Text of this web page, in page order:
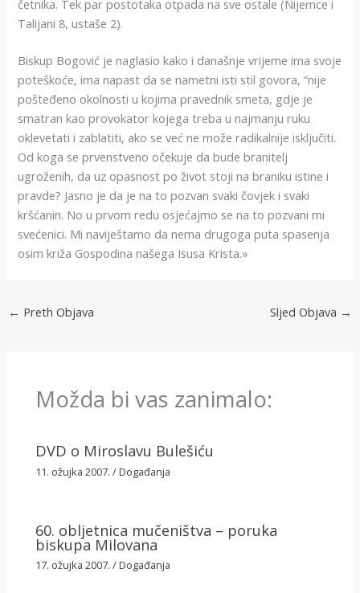
četnika. Tek par postotaka otpada na sve ostale (Nijemce i
Talijani 8, ustaše 2).
Biskup Bogović je naglasio kako i današnje vrijeme ima svoje
poteškoće, ima napast da se nametni isti stil govora, “nije
pošteđeno okolnosti u kojima pravednik smeta, gdje je
smatran kao provokator kojega treba u najmanju ruku
oklevetati i zablatiti, ako se već ne može radikalnije isključiti.
Od koga se prvenstveno očekuje da bude branitelj
ugroženih, da uz opasnost po život stoji na braniku istine i
pravde? Jasno je da je na to pozvan svaki čovjek i svaki
kršćanin. No u prvom redu osjećajmo se na to pozvani mi
svećenici. Mi naviještamo da nema drugoga puta spasenja
osim križa Gospodina našega Isusa Krista.»
← Preth Objava Sljed Objava →
Možda bi vas zanimalo:
DVD o Miroslavu Bulešiću
11. ožujka 2007./Događanja
60. obljetnica mučeništva – poruka
biskupa Milovana
17. ožujka 2007./Događanja